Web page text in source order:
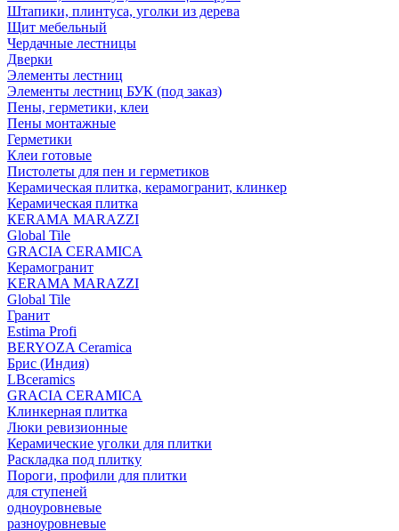
Штапики, плинтуса, уголки из дерева
Щит мебельный
Чердачные лестницы
Дверки
Элементы лестниц
Элементы лестниц БУК (под заказ)
Пены, герметики, клеи
Пены монтажные
Герметики
Клеи готовые
Пистолеты для пен и герметиков
Керамическая плитка, керамогранит, клинкер
Керамическая плитка
КЕRАМА MARAZZI
Global Tile
GRACIA CERAMICA
Керамогранит
KERAMA MARAZZI
Global Tile
Гранит
Estima Profi
BERYOZA Ceramica
Брис (Индия)
LBceramics
GRACIA CERAMICA
Клинкерная плитка
Люки ревизионные
Керамические уголки для плитки
Раскладка под плитку
Пороги, профили для плитки
для ступеней
одноуровневые
разноуровневые